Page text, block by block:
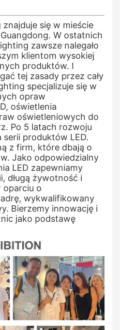
się w mieście
W ostatnich
zawsze nalegało
klientom wysokiej
produktów. I
tej zasady przez cały
specjalizuje się w
opraw
oświetlenia
oświetleniowych do
Po 5 latach rozwoju
produktów LED.
z firm, które dbają o
Jako odpowiedzialny
LED zapewniamy
długą żywotność i
oparciu o
wykwalifikowany
Bierzemy innowację i
jako podstawę